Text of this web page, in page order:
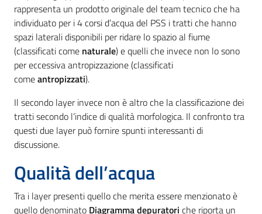
rappresenta un prodotto originale del team tecnico che ha
individuato per i 4 corsi d’acqua del PSS i tratti che hanno
spazi laterali disponibili per ridare lo spazio al fiume
(classificati come naturale) e quelli che invece non lo sono
per eccessiva antropizzazione (classificati
comeantropizzati).
Il secondo layer invece non è altro che la classificazione dei
tratti secondo l’indice di qualità morfologica. Il confronto tra
questi due layer può fornire spunti interessanti di
discussione.
Qualità dell’acqua
Tra i layer presenti quello che merita essere menzionato è
quello denominato Diagramma depuratori che riporta un